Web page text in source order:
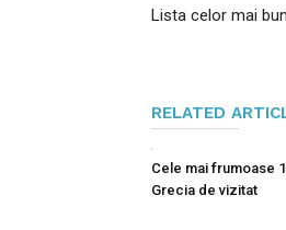
Lista celor mai
RELATED
Cele mai frumoase
Grecia de vizitat